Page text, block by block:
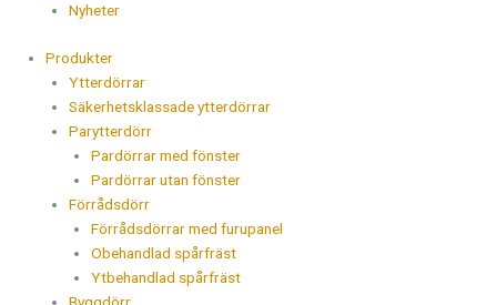
Nyheter
Produkter
Ytterdörrar
Säkerhetsklassade ytterdörrar
Parytterdörr
Pardörrar med fönster
Pardörrar utan fönster
Förrådsdörr
Förrådsdörrar med furupanel
Obehandlad spårfräst
Ytbehandlad spårfräst